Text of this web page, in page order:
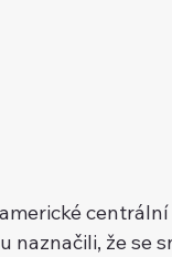
že se